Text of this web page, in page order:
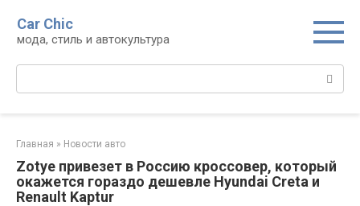
контенту
Car Chic
мода, стиль и автокультура
Поиск:
Главная » Новости авто
Zotye привезет в Россию кроссовер, который
окажется гораздо дешевле Hyundai Creta и
Renault Kaptur